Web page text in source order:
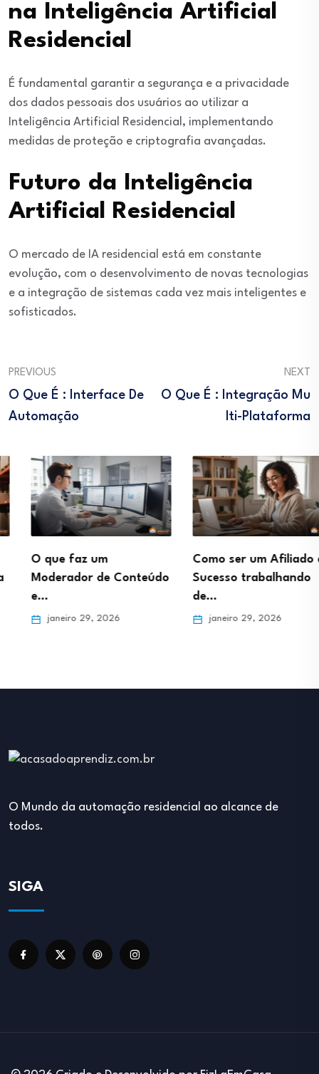
na Inteligência Artificial
Residencial
É fundamental garantir a segurança e a privacidade
dos dados pessoais dos usuários ao utilizar a
Inteligência Artificial Residencial, implementando
medidas de proteção e criptografia avançadas.
Futuro da Inteligência
Artificial Residencial
O mercado de IA residencial está em constante
evolução, com o desenvolvimento de novas tecnologias
e a integração de sistemas cada vez mais inteligentes e
sofisticados.
PREVIOUS
O Que É : Interface De
Automação
NEXT
O Que É : Integração Mu
Lti-Plataforma
O que faz um
Moderador de Conteúdo
janeiro 29, 2026
Como ser um Afiliado de
Sucesso trabalhando
de…
janeiro 29, 2026
O Mundo da automação residencial ao alcance de
todos.
SIGA